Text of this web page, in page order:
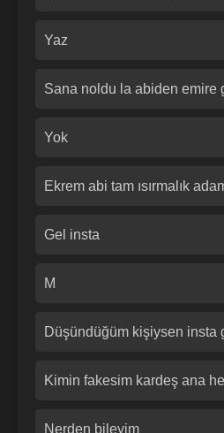
Yaz
Sana noldu la abiden emire
Yok
Ekrem abi tam ısırmalık
Gel insta
M
Düşündüğüm kişiysen insta
Kimin fakesim kardeş ana
Nerden bileyim